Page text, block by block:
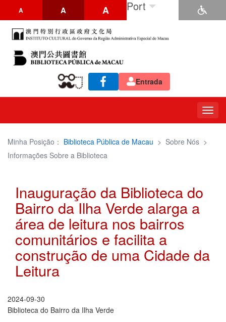
A A A Port
Entrada
Minha Posição： Biblioteca Pública de Macau > Sobre Nós >
Informações Sobre a Biblioteca
Inauguração da Biblioteca do
Bairro da Ilha Verde alarga a
área de leitura nos bairros
comunitários e facilita a
construção de uma Cidade da
Leitura
2024-09-30
Biblioteca do Bairro da Ilha Verde